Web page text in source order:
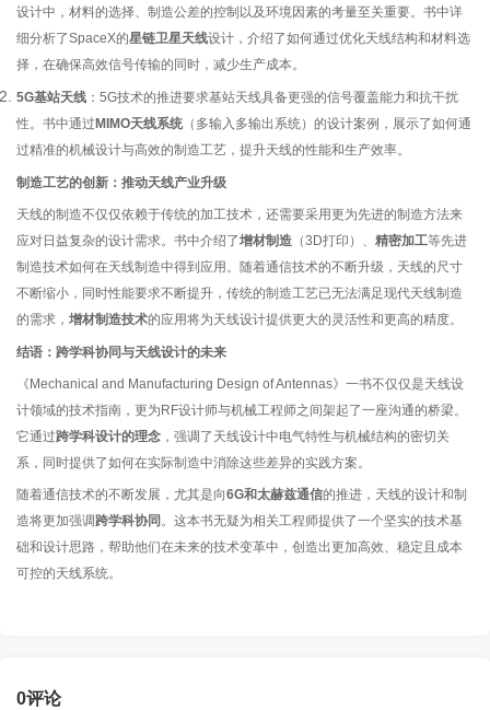
设计中，材料的选择、制造公差的控制以及环境因素的考量至关重要。书中详
细分析了SpaceX的星链卫星天线设计，介绍了如何通过优化天线结构和材料选
择，在确保高效信号传输的同时，减少生产成本。
5G基站天线 ：5G技术的推进要求基站天线具备更强的信号覆盖能力和抗干扰
性。书中通过 MIMO天线系统 （多输入多输出系统）的设计案例，展示了如何通
过精准的机械设计与高效的制造工艺，提升天线的性能和生产效率。
制造工艺的创新：推动天线产业升级
天线的制造不仅仅依赖于传统的加工技术，还需要采用更为先进的制造方法来
应对日益复杂的设计需求。书中介绍了增材制造 （3D打印）、 精密加工等先进
制造技术如何在天线制造中得到应用。随着通信技术的不断升级，天线的尺寸
不断缩小，同时性能要求不断提升，传统的制造工艺已无法满足现代天线制造
的需求， 增材制造技术的应用将为天线设计提供更大的灵活性和更高的精度。
结语：跨学科协同与天线设计的未来
《Mechanical and Manufacturing Design of Antennas》一书不仅仅是天线设
计领域的技术指南，更为RF设计师与机械工程师之间架起了一座沟通的桥梁。
它通过跨学科设计的理念 ，强调了天线设计中电气特性与机械结构的密切关
系，同时提供了如何在实际制造中消除这些差异的实践方案。
随着通信技术的不断发展，尤其是向6G和太赫兹通信的推进，天线的设计和制
造将更加强调跨学科协同 。这本书无疑为相关工程师提供了一个坚实的技术基
础和设计思路，帮助他们在未来的技术变革中，创造出更加高效、稳定且成本
可控的天线系统。
0评论